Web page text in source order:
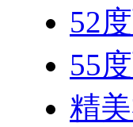
52
55
精